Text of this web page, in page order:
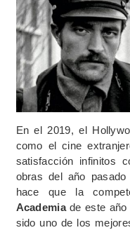
En el 2019, el
como el cine
satisfacción infinitos
obras del año
hace que la
Academiade este año
sido uno de los